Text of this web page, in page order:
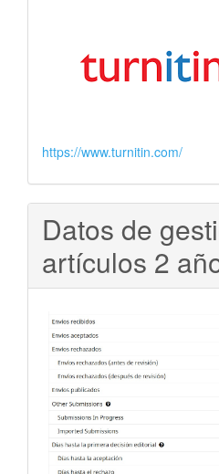
https://www.turnitin.com/
Datos de
artículos 2